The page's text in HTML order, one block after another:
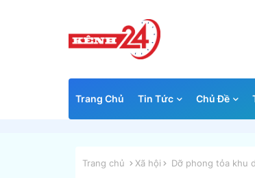
Trang Chủ Tin Tức Chủ Đề
Trang chủ Xã hội Dỡ phong tỏa khu